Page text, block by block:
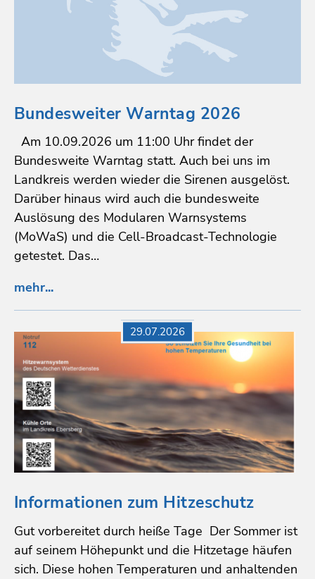
Bundesweiter Warntag 2026
Am 10.09.2026 um 11:00 Uhr findet der
Bundesweite Warntag statt. Auch bei uns im
Landkreis werden wieder die Sirenen ausgelöst.
Darüber hinaus wird auch die bundesweite
Auslösung des Modularen Warnsystems
(MoWaS) und die Cell-Broadcast-Technologie
getestet. Das…
mehr...
Informationen zum Hitzeschutz
Gut vorbereitet durch heiße Tage Der Sommer ist
auf seinem Höhepunkt und die Hitzetage häufen
sich. Diese hohen Temperaturen und anhaltenden
29.07.2026